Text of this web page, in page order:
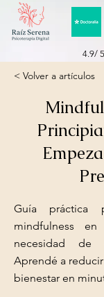
4.9/
< Volver a artículos
Guía práctica
mindfulness
necesidad de
Aprendé a
bienestar en